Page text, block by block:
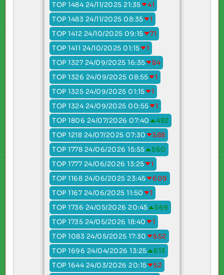
TOP 1484 24/11/2025 21:35
41
TOP 1483 24/11/2025 08:35
1
TOP 1412 24/10/2025 09:15
71
TOP 1411 24/10/2025 01:15
1
TOP 1327 24/09/2025 16:35
84
TOP 1326 24/09/2025 08:55
1
TOP 1325 24/09/2025 01:15
1
TOP 1324 24/09/2025 00:55
1
TOP 1806 24/07/2026 07:40
482
TOP 1218 24/07/2025 07:30
588
TOP 1778 24/06/2026 15:55
560
TOP 1777 24/06/2026 13:25
1
TOP 1168 24/06/2025 23:45
609
TOP 1167 24/06/2025 11:50
1
TOP 1736 24/05/2026 20:45
569
TOP 1735 24/05/2026 18:40
1
TOP 1083 24/05/2025 17:30
652
TOP 1696 24/04/2026 13:25
613
TOP 1644 24/03/2026 20:15
52